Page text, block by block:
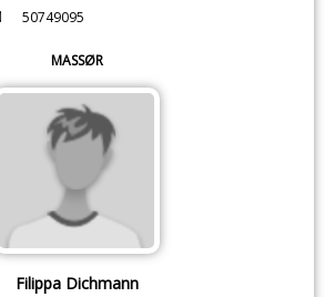
50749095
MASSØR
Filippa Dichmann